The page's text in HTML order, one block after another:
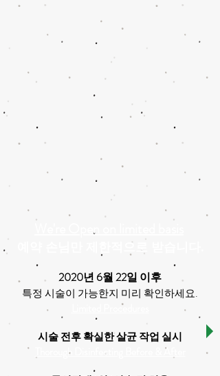
We're Open on limited basis
예약 손님만 제한적으로 받습니다.
2020년 6월 22일 이후
특정 시술이 가능한지 미리 확인하세요.
Limited Procedures
시술 전후 확실한 살균 작업 실시
Thorough Disinfecting Before & After